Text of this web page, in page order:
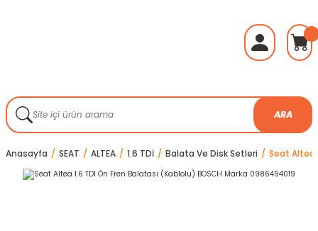
ARA
Anasayfa SEAT ALTEA 1.6 TDİ Balata Ve Disk Setleri Seat Altea